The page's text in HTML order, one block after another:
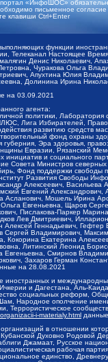
портал «ИнфоШОС»
письменное
клавиши Ctrl+Enter
функции
Телеканал Настоящее
Денис Николаевич,
Чуракова Ольга
Апухтина Юлия
Долинина Ирина
на 03.09.2021
агента:
политики,
Лига Избирателей,
развитию средств
фонд охраны
губерния, Эра здоровья,
Евразии, Рязанский
инициатив и социального
Министров северных
Фонд поддержки
Развития Свободы
Алексеевич,
Евгений
Асланович, Мошель Ирина
Евгеньевна, Щаров
Пислакова-Паркер
Лев Дмитриевич,
Геннадьевич,
Владимирович,
Екатерина
Литинский Леонид
Евгеньевна, Смирнов
Захаров Герман
на 28.08.2021
и
и Дагестана, Аль-
социальных реформ,
Народное ополчение
Террористическое
i-materialy.html
в отношении
Духовно Родовой
Джамаат, Русское
рабочая
единство,